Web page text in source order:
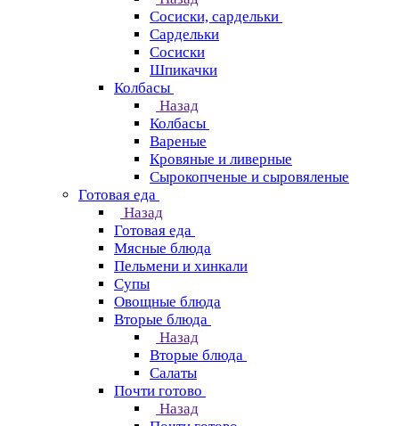
Сосиски, сардельки
Сардельки
Сосиски
Шпикачки
Колбасы
Назад
Колбасы
Вареные
Кровяные и ливерные
Сырокопченые и сыровяленые
Готовая еда
Назад
Готовая еда
Мясные блюда
Пельмени и хинкали
Супы
Овощные блюда
Вторые блюда
Назад
Вторые блюда
Салаты
Почти готово
Назад